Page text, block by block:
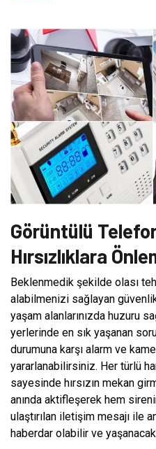
Görüntülü
Hırsızlıklara
Beklenmedik şekilde olası
alabilmenizi sağlayan
yaşam alanlarınızda huzuru
yerlerinde en sık yaşanan
durumuna karşı alarm ve
yararlanabilirsiniz. Her türlü
sayesinde hırsızın mekan
anında aktifleşerek hem
ulaştırılan iletişim mesajı ile
haberdar olabilir ve